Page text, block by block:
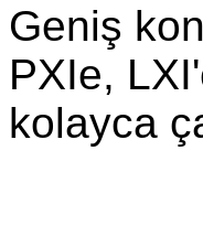
Geniş
PXIe,
kolayca